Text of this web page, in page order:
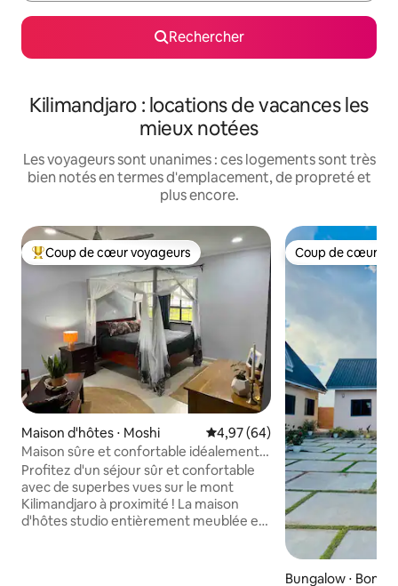
Rechercher
Kilimandjaro : locations de vacances les
mieux notées
Les voyageurs sont unanimes : ces logements sont très
bien notés en termes d'emplacement, de propreté et
plus encore.
Coups de cœur voyageurs les plus appréciés
Coup de cœur voyageurs
Maison d'hôtes ⋅ Moshi Évaluation moyenne sur la
4,97 (64)
Maison sûre et confortable idéalement
située !
Profitez d'un séjour sûr et confortable
avec de superbes vues sur le mont
Kilimandjaro à proximité ! La maison
d'hôtes studio entièrement meublée est
Coup de cœur
Coup de cœur
Bungalow ⋅ Boma